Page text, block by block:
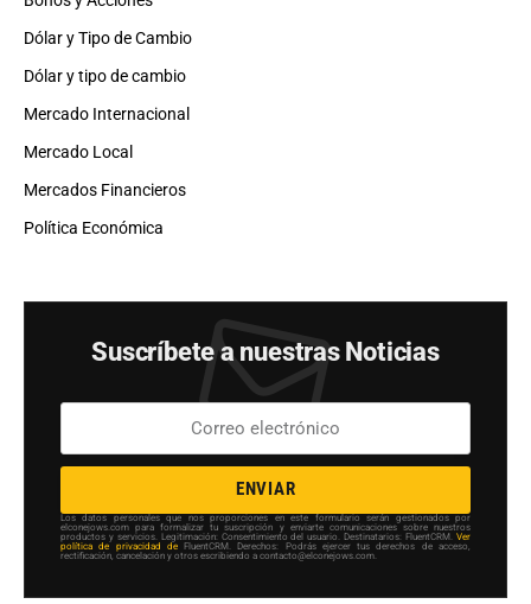
Dólar y Tipo de Cambio
Dólar y tipo de cambio
Mercado Internacional
Mercado Local
Mercados Financieros
Política Económica
Suscríbete a nuestras Noticias
ENVIAR
Los datos personales que nos proporciones en este formulario serán gestionados por
elconejows.com para formalizar tu suscripción y enviarte comunicaciones sobre nuestros
productos y servicios. Legitimación: Consentimiento del usuario. Destinatarios: FluentCRM. Ver
política de privacidad de FluentCRM. Derechos: Podrás ejercer tus derechos de acceso,
rectificación, cancelación y otros escribiendo a contacto@elconejows.com.